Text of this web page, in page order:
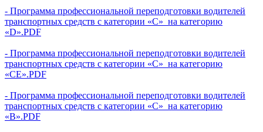
- Программа профессиональной переподготовки водителей
транспортных средств с категории «C» на категорию
«D».PDF
- Программа профессиональной переподготовки водителей
транспортных средств с категории «C» на категорию
«CE».PDF
- Программа профессиональной переподготовки водителей
транспортных средств с категории «C» на категорию
«B».PDF